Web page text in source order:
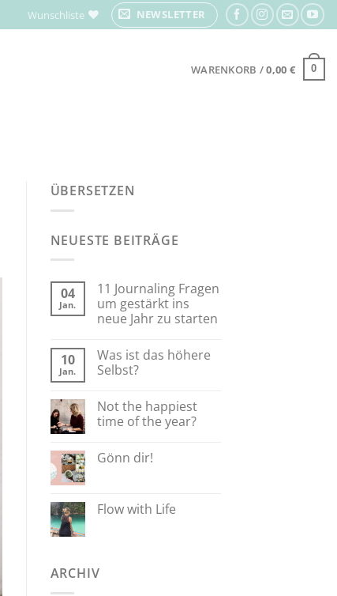
Wunschliste NEWSLETTER
WARENKORB /0,00 € 0
ÜBERSETZEN
NEUESTE BEITRÄGE
04
Jan.
11 Journaling Fragen
um gestärkt ins
neue Jahr zu starten
10
Jan.
Was ist das höhere
Selbst?
Not the happiest
time of the year?
Gönn dir!
Flow with Life
ARCHIV